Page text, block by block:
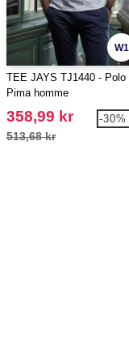
W1
TEE JAYS TJ1440 - Polo
Pima homme
358,99 kr
513,68 kr
-30%